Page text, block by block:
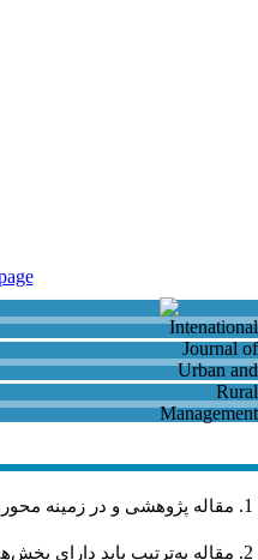
مقاله پژوهشی و در زمینه
مقاله به‌ترتیب باید دارای